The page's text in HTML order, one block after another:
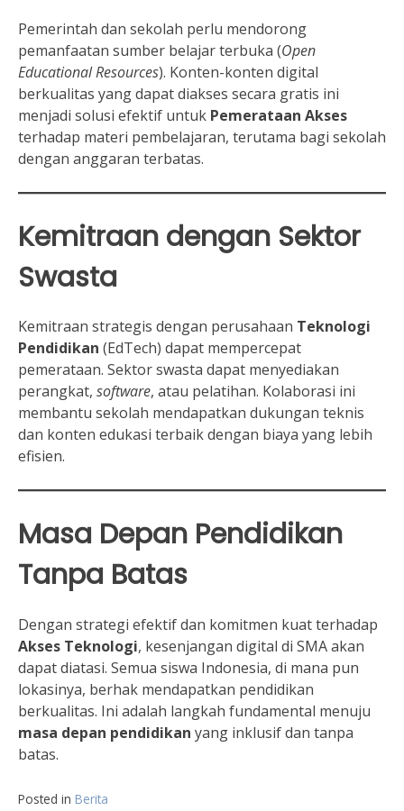
Pemerintah dan sekolah perlu mendorong
pemanfaatan sumber belajar terbuka (Open
Educational Resources). Konten-konten digital
berkualitas yang dapat diakses secara gratis ini
menjadi solusi efektif untuk Pemerataan Akses
terhadap materi pembelajaran, terutama bagi sekolah
dengan anggaran terbatas.
Kemitraan dengan Sektor
Swasta
Kemitraan strategis dengan perusahaan Teknologi
Pendidikan (EdTech) dapat mempercepat
pemerataan. Sektor swasta dapat menyediakan
perangkat, software, atau pelatihan. Kolaborasi ini
membantu sekolah mendapatkan dukungan teknis
dan konten edukasi terbaik dengan biaya yang lebih
efisien.
Masa Depan Pendidikan
Tanpa Batas
Dengan strategi efektif dan komitmen kuat terhadap
Akses Teknologi, kesenjangan digital di SMA akan
dapat diatasi. Semua siswa Indonesia, di mana pun
lokasinya, berhak mendapatkan pendidikan
berkualitas. Ini adalah langkah fundamental menuju
masa depan pendidikan yang inklusif dan tanpa
batas.
Posted in Berita